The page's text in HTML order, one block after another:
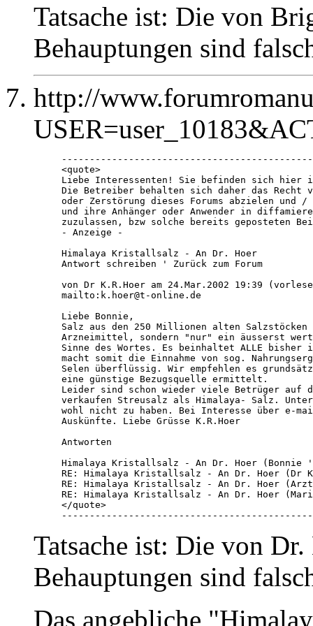
Tatsache ist: Die von
Behauptungen sind
http://
<quote>
Liebe Interessenten! Sie befinden sich hier
Die Betreiber behalten sich daher das
oder Zerstörung dieses Forums abzielen und /
und ihre Anhänger oder Anwender in
zuzulassen, bzw solche bereits geposteten
- Anzeige -
Himalaya Kristallsalz - An Dr. Hoer
Antwort schreiben ' Zurück zum Forum
von Dr K.R.Hoer am 24.Mar.2002 19:39
mailto:k.hoer@t-online.de
Liebe Bonnie,
Salz aus den 250 Millionen alten
Arzneimittel, sondern "nur" ein äusserst
Sinne des Wortes. Es beinhaltet ALLE bisher
macht somit die Einnahme von sog.
Selen überflüssig. Wir empfehlen es
eine günstige Bezugsquelle ermittelt.
Leider sind schon wieder viele Betrüger auf
verkaufen Streusalz als Himalaya- Salz.
wohl nicht zu haben. Bei Interesse über e-
Auskünfte. Liebe Grüsse K.R.Hoer
Antworten
Himalaya Kristallsalz - An Dr. Hoer (Bonnie
RE: Himalaya Kristallsalz - An Dr. Hoer (Dr
RE: Himalaya Kristallsalz - An Dr. Hoer
RE: Himalaya Kristallsalz - An Dr. Hoer
</quote>
Tatsache ist: Die von
Behauptungen sind
Das angebliche